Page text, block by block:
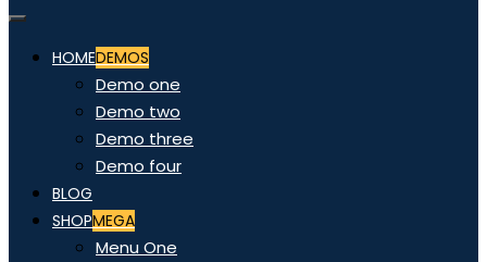
HOMEDEMOS
Demo one
Demo two
Demo three
Demo four
BLOG
SHOPMEGA
Menu One